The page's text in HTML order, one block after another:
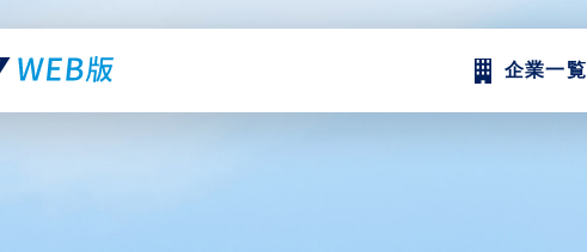
企業一覧